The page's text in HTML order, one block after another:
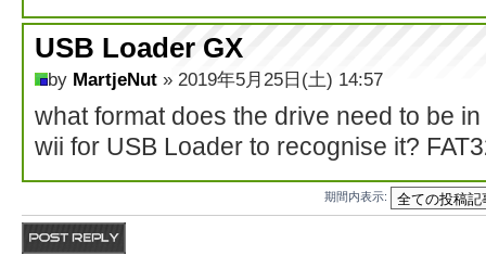
USB Loader GX
by MartjeNut » 2019年5月25日(土) 14:57
what format does the drive need to be
wii for USB Loader to recognise it?
期間内表示: